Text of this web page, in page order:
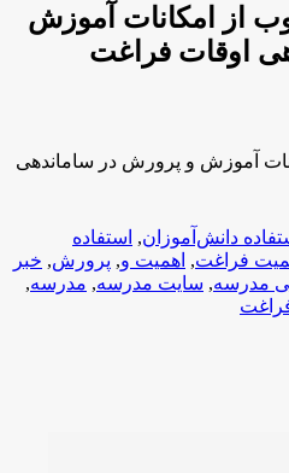
از امکانات آموزش
اوقات فراغت
آموزش و پرورش در ساماندهی
دانش‌آموزان, استفاده
فراغت, اهمیت و, پرورش, خبر
مدرسه, سایت مدرسه, مدرسه,